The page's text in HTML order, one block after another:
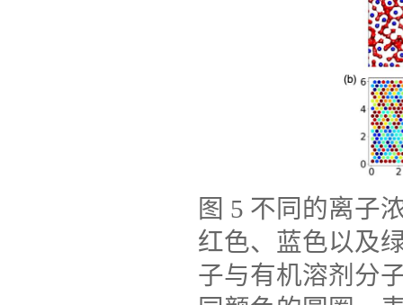
图 5 不同的离子
红色、蓝色以及
子与有机溶剂分